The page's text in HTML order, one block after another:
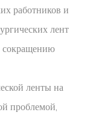
работников и
лент
сокращению
ленты на
проблемой,